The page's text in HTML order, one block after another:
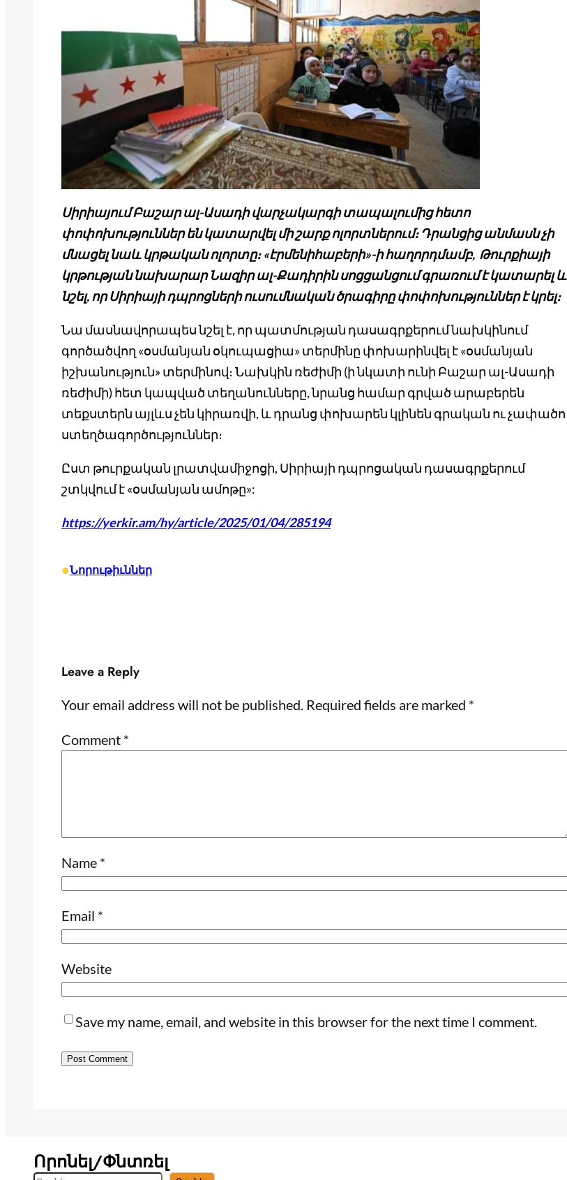
Սիրիայում Բաշար ալ-Ասադի վարչակարգի տապալումից հետո
փոփոխություններ են կատարվել մի շարք ոլորտներում։ Դրանցից անմասն չի
մնացել նաև կրթական ոլորտը։ «էրմենիհաբերի»-ի հաղորդմամբ, Թուրքիայի
կրթության նախարար Նազիր ալ-Քադիրին սոցցանցում գրառում է կատարել և
նշել, որ Սիրիայի դպրոցների ուսումնական ծրագիրը փոփոխություններ է կրել։
Նա մասնավորապես նշել է, որ պատմության դասագրքերում նախկինում
գործածվող «օսմանյան օկուպացիա» տերմինը փոխարինվել է «օսմանյան
իշխանություն» տերմինով։ Նախկին ռեժիմի (ի նկատի ունի Բաշար ալ-Ասադի
ռեժիմի) հետ կապված տեղանունները, նրանց համար գրված արաբերեն
տեքստերն այլևս չեն կիրառվի, և դրանց փոխարեն կլինեն գրական ու չափածո
ստեղծագործություններ։
Ըստ թուրքական լրատվամիջոցի, Սիրիայի դպրոցական դասագրքերում
շտկվում է «օսմանյան ամոթը»:
https://yerkir.am/hy/article/2025/01/04/285194
•Նորութիւններ
Leave a Reply
Your email address will not be published. Required fields are marked *
Comment *
Name *
Email *
Website
Save my name, email, and website in this browser for the next time I comment.
Որոնել/Փնտռել